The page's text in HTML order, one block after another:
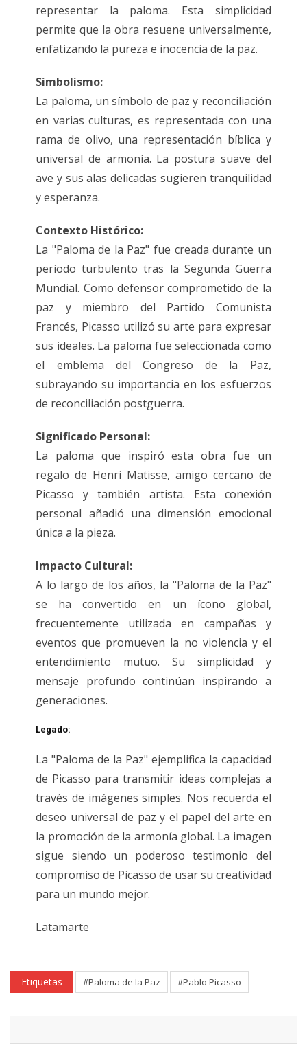
representar la paloma. Esta simplicidad
permite que la obra resuene universalmente,
enfatizando la pureza e inocencia de la paz.
Simbolismo:
La paloma, un símbolo de paz y reconciliación
en varias culturas, es representada con una
rama de olivo, una representación bíblica y
universal de armonía. La postura suave del
ave y sus alas delicadas sugieren tranquilidad
y esperanza.
Contexto Histórico:
La "Paloma de la Paz" fue creada durante un
periodo turbulento tras la Segunda Guerra
Mundial. Como defensor comprometido de la
paz y miembro del Partido Comunista
Francés, Picasso utilizó su arte para expresar
sus ideales. La paloma fue seleccionada como
el emblema del Congreso de la Paz,
subrayando su importancia en los esfuerzos
de reconciliación postguerra.
Significado Personal:
La paloma que inspiró esta obra fue un
regalo de Henri Matisse, amigo cercano de
Picasso y también artista. Esta conexión
personal añadió una dimensión emocional
única a la pieza.
Impacto Cultural:
A lo largo de los años, la "Paloma de la Paz"
se ha convertido en un ícono global,
frecuentemente utilizada en campañas y
eventos que promueven la no violencia y el
entendimiento mutuo. Su simplicidad y
mensaje profundo continúan inspirando a
generaciones.
Legado:
La "Paloma de la Paz" ejemplifica la capacidad
de Picasso para transmitir ideas complejas a
través de imágenes simples. Nos recuerda el
deseo universal de paz y el papel del arte en
la promoción de la armonía global. La imagen
sigue siendo un poderoso testimonio del
compromiso de Picasso de usar su creatividad
para un mundo mejor.
Latamarte
Etiquetas #Paloma de la Paz #Pablo Picasso